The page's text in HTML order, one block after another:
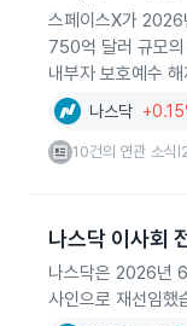
스페이스X가
750억 달러 규모
내부자 보호예수
나스닥
10건의 연관 소식
나스닥 이사회
나스닥은 2026년
사인으로 재선임했